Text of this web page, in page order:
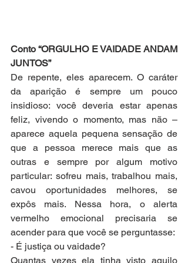
Conto “ORGULHO E VAIDADE ANDAM
JUNTOS”
De repente, eles aparecem. O caráter
da aparição é sempre um pouco
insidioso: você deveria estar apenas
feliz, vivendo o momento, mas não –
aparece aquela pequena sensação de
que a pessoa merece mais que as
outras e sempre por algum motivo
particular: sofreu mais, trabalhou mais,
cavou oportunidades melhores, se
expôs mais. Nessa hora, o alerta
vermelho emocional precisaria se
acender para que você se perguntasse:
- É justiça ou vaidade?
Quantas vezes ela tinha visto aquilo